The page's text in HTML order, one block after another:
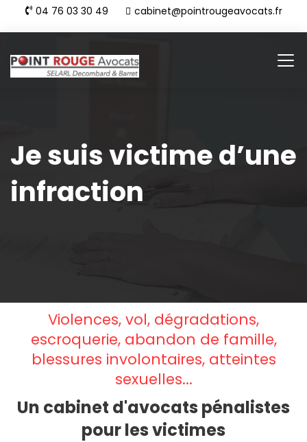
04 76 03 30 49 cabinet@pointrougeavocats.fr
Je suis victime d’une
infraction
Violences, vol, dégradations,
escroquerie, abandon de famille,
blessures involontaires, atteintes
sexuelles...
Un cabinet d'avocats pénalistes
pour les victimes